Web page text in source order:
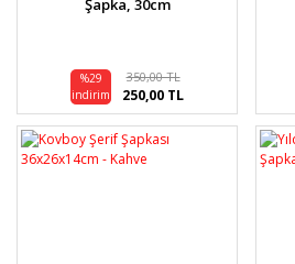
Şapka, 30cm
%29
indirim
350,00 TL
250,00 TL